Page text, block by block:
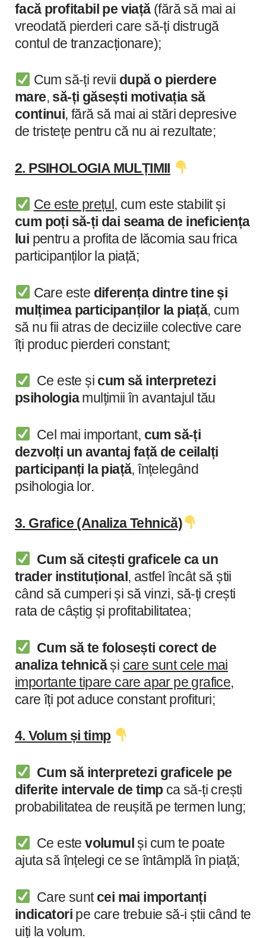
facă profitabil pe viață(fără să mai ai
vreodată pierderi care să-ți distrugă
contul de tranzacționare);
Cum să-ți revii după o pierdere
mare, să-ți găsești motivația să
continui, fără să mai ai stări depresive
de tristețe pentru că nu ai rezultate;
2. PSIHOLOGIA MULȚIMII
Ce este prețul , cum este stabilit și
cum poți să-ți dai seama de ineficiența
lui pentru a profita de lăcomia sau frica
participanților la piață;
Care este diferența dintre tine și
mulțimea participanților la piață, cum
să nu fii atras de deciziile colective care
îți produc pierderi constant;
Ce este și cum să interpretezi
psihologiamulțimii în avantajul tău
Cel mai important, cum să-ți
dezvolți un avantaj față de ceilalți
participanți la piață, înțelegând
psihologia lor.
3. Grafice (Analiza Tehnică)
Cum să citești graficele ca un
trader instituțional, astfel încât să știi
când să cumperi și să vinzi, să-ți crești
rata de câștig și profitabilitatea;
Cum să te folosești corect de
analiza tehnicăși care sunt cele mai
importante tipare care apar pe grafice,
care îți pot aduce constant profituri;
4. Volum și timp
Cum să interpretezi graficele pe
diferite intervale de timp ca să-ți crești
probabilitatea de reușită pe termen lung;
Ce estevolumul și cum te poate
ajuta să înțelegi ce se întâmplă în piață;
Care suntcei mai importanți
indicatori pe care trebuie să-i știi când te
uiți la volum.